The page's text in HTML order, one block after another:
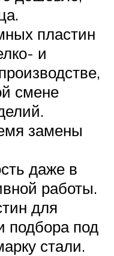
пластин
и
смене
замены
даже в
работы.
для
подбора под
стали.